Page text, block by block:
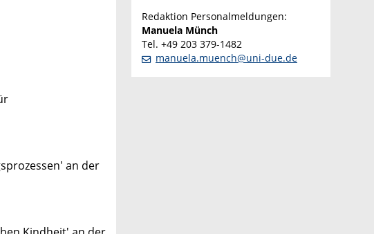
an der
Redaktion Personalmeldungen:
Manuela Münch
Tel. +49 203 379-1482
manuela.muench@uni-due.de